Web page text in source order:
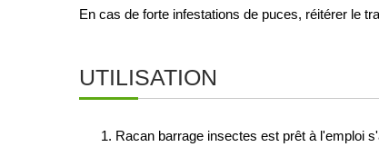
En cas de forte infestations de puces, réitérer le
UTILISATION
Racan barrage insectes est prêt à l'emploi